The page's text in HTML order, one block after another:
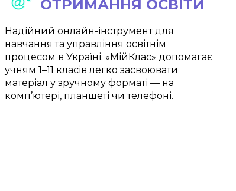
ОТРИМАННЯ ОСВІТИ
Надійний онлайн-інструмент для
навчання та управління освітнім
процесом в Україні. «МійКлас» допомагає
учням 1–11 класів легко засвоювати
матеріал у зручному форматі — на
комп’ютері, планшеті чи телефоні.